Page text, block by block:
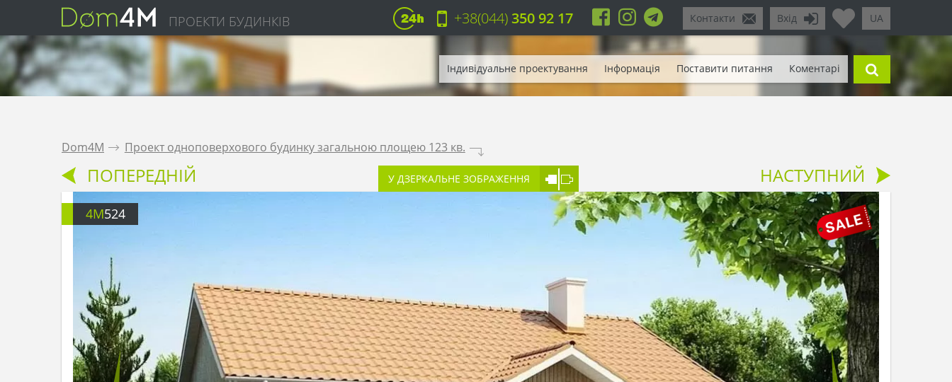
ПРОЕКТИ БУДИНКІВ UA
Вхід
Контакти
+38(044)350 92 17
Індивідуальне проектування Інформація Поставити питання Коментарі
Dom4M . Проект одноповерхового будинку загальною площею 123 кв. .
ПОПЕРЕДНІЙ У ДЗЕРКАЛЬНЕ ЗОБРАЖЕННЯ НАСТУПНИЙ
4M524